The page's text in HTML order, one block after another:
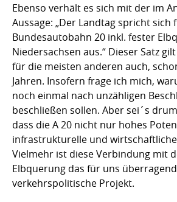
Ebenso verhält es sich mit der im
Aussage: „Der Landtag spricht sich
Bundesautobahn 20 inkl. fester
Niedersachsen aus.“ Dieser Satz
für die meisten anderen auch,
Jahren. Insofern frage ich mich,
noch einmal nach unzähligen
beschließen sollen. Aber sei´s
dass die A 20 nicht nur hohes
infrastrukturelle und
Vielmehr ist diese Verbindung mit
Elbquerung das für uns
verkehrspolitische Projekt.